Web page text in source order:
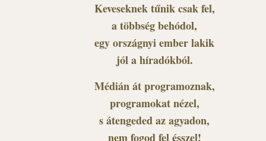
Keveseknek tűnik csak fel,
a többség behódol,
egy országnyi ember lakik
jól a híradókból.
Médián át programoznak,
programokat nézel,
s átengeded az agyadon,
nem fogod fel ésszel!